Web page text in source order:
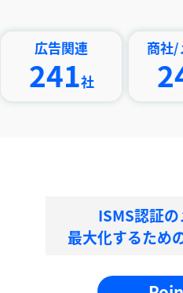
関連
社
商社/メーカー
社
ISMS認証
最大化するため